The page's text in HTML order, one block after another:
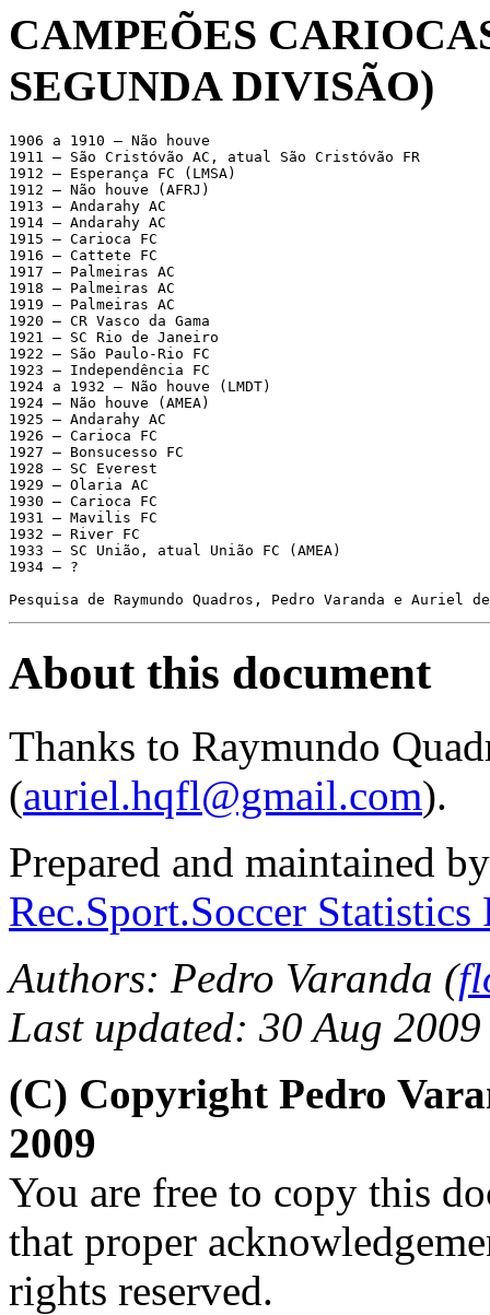
CAMPEÕES
SEGUNDA DIVISÃO)
1906 a 1910 – Não houve
1911 – São Cristóvão AC, atual São Cristóvão FR
1912 – Esperança FC (LMSA)
1912 – Não houve (AFRJ)
1913 – Andarahy AC
1914 – Andarahy AC
1915 – Carioca FC
1916 – Cattete FC
1917 ­– Palmeiras AC
1918 – Palmeiras AC
1919 – Palmeiras AC
1920 – CR Vasco da Gama
1921 – SC Rio de Janeiro
1922 – São Paulo-Rio FC
1923 – Independência FC
1924 a 1932 – Não houve (LMDT)
1924 – Não houve (AMEA)
1925 – Andarahy AC
1926 – Carioca FC
1927 – Bonsucesso FC
1928 – SC Everest
1929 – Olaria AC
1930 – Carioca FC
1931 – Mavilis FC
1932 – River FC
1933 – SC União, atual União FC (AMEA)
1934 – ?
Pesquisa de Raymundo Quadros, Pedro Varanda e Auriel
About this document
Thanks to Raymundo
(auriel.hqfl@gmail.com).
Prepared and maintained
Rec.Sport.Soccer
Authors: Pedro Varanda (
Last updated: 30 Aug 2009
(C) Copyright Pedro
2009
You are free to copy this
that proper
rights reserved.